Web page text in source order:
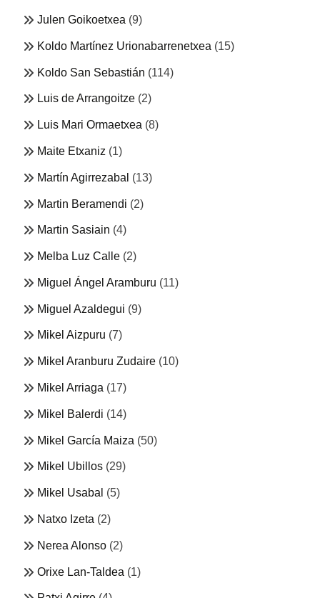
Julen Goikoetxea (9)
Koldo Martínez Urionabarrenetxea (15)
Koldo San Sebastián (114)
Luis de Arrangoitze (2)
Luis Mari Ormaetxea (8)
Maite Etxaniz (1)
Martín Agirrezabal (13)
Martin Beramendi (2)
Martin Sasiain (4)
Melba Luz Calle (2)
Miguel Ángel Aramburu (11)
Miguel Azaldegui (9)
Mikel Aizpuru (7)
Mikel Aranburu Zudaire (10)
Mikel Arriaga (17)
Mikel Balerdi (14)
Mikel García Maiza (50)
Mikel Ubillos (29)
Mikel Usabal (5)
Natxo Izeta (2)
Nerea Alonso (2)
Orixe Lan-Taldea (1)